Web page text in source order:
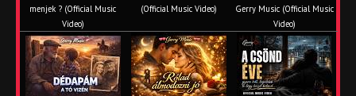
menjek ? (Official Music
Video)
(Official Music Video)
Gerry Music (Official Music
Video)